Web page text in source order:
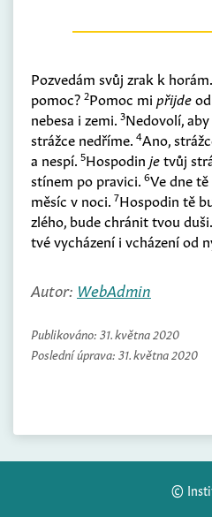
Pozvedám svůj zrak k
pomoc? 2Pomoc mi přijde
nebesa i zemi. 3Nedovolí,
strážce nedříme. 4Ano,
a nespí. 5Hospodin jetvůj
stínem po pravici. 6Ve dne
měsíc v noci. 7Hospodin tě
zlého, bude chránit tvou duši.
tvé vycházení i vcházení od
Autor: WebAdmin
Publikováno: 31. května 2020
Poslední úprava: 31. května 2020
©